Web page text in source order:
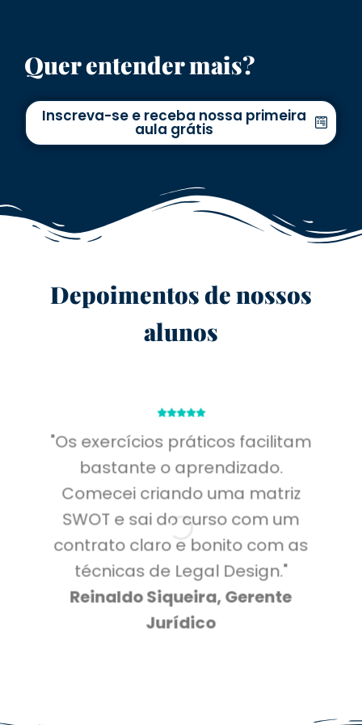
Quer entender mais?
Inscreva-se e receba nossa primeira
aula grátis
Depoimentos de nossos
alunos
"Os exercícios práticos facilitam
bastante o aprendizado.
Comecei criando uma matriz
SWOT e sai do curso com um
contrato claro e bonito com as
técnicas de Legal Design."
Reinaldo Siqueira, Gerente
Jurídico